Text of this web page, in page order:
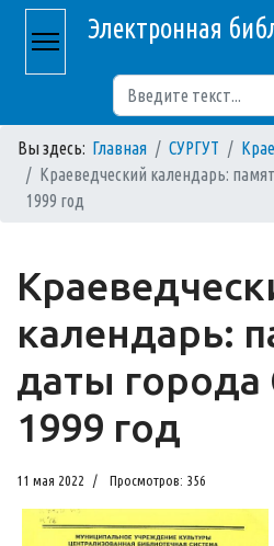
Электронная
Вы здесь: Главная СУРГУТ
Краеведческий календарь:
1999 год
календарь:
даты города
1999 год
11 мая 2022 Просмотров: 356